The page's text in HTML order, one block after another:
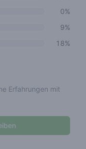
0%
9%
18%
Erfahrungen mit